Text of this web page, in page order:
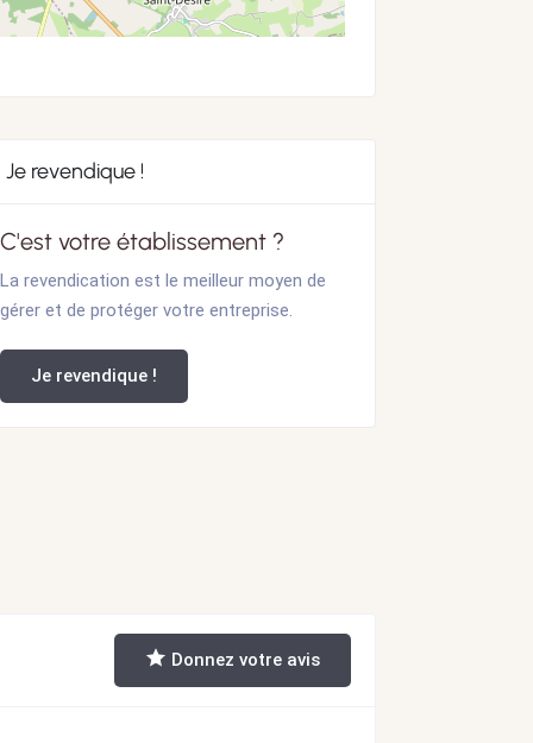
Je revendique !
C'est votre établissement ?
La revendication est le meilleur moyen de
gérer et de protéger votre entreprise.
Je revendique !
Donnez votre avis